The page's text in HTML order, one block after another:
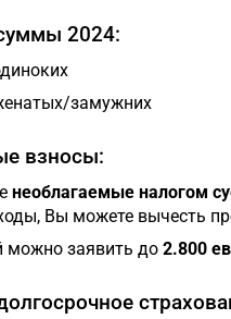
2024:
замужних
взносы:
необлагаемые налогом
Вы можете вычесть
можно заявить до 2.800